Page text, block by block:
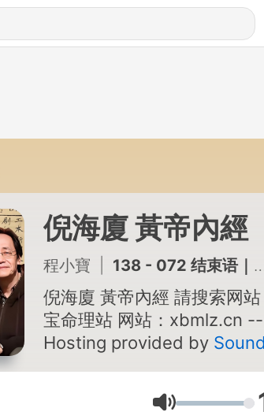
倪海廈 黃帝內經
程小寶 138 - 072 结束语｜小宝命理站
倪海廈 黃帝內經 請搜索网
宝命理站 网站：xbmlz.cn --
Hosting provided by
音量